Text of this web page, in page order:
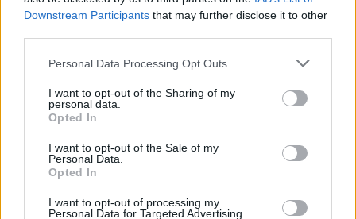
Downstream Participants that may further disclose it to other
Please note that this website/app uses one or more Google
not limited to your visit or usage behaviour. You may click to
grant or deny consent to Google and its third-party tags to
use your data for below specified purposes in below Google
consent section.
Personal Data Processing Opt Outs
I want to opt-out of the Sharing of my
personal data.
Opted In
I want to opt-out of the Sale of my
Personal Data.
Opted In
I want to opt-out of processing my
Personal Data for Targeted Advertising.
leginkább befolyásolta karrierjét.
Alapitó tagja a PortsmouthSinfonia
komolyzenei formációnak, a
LeicesterPolytechnic Egyetem zenei
tanszékének, ahol később tanított is.
Filmek, színházi előadások, és
balettprodukciók zeneszerzőjeként is
SymphonyOrchestra, az ArdittiQuartet, a